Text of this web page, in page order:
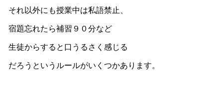
それ以外にも授業中は私語禁止、
宿題忘れたら補習９０分など
生徒からすると口うるさく感じる
だろうというルールがいくつかあります。